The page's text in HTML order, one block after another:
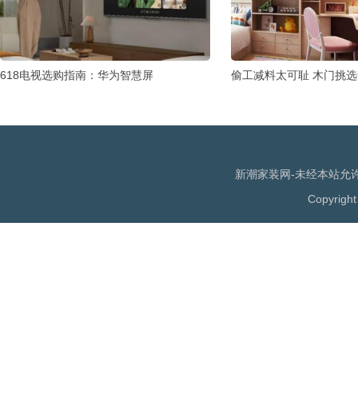
618电视选购指南：华为智慧屏 偷工减料太可耻 木门挑
新潮家装网-未经本站允